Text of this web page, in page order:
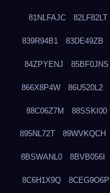
81NLFAJC 82LF82LT
839R94B1 83DE49ZB
84ZPYENJ 85BF0JNS
866X8P4W 86U520L2
88C06Z7M 88SSKI00
895NL72T 89WVKQCH
8BSWANL0 8BVB056I
8C6H1X9Q 8CEG9O6P